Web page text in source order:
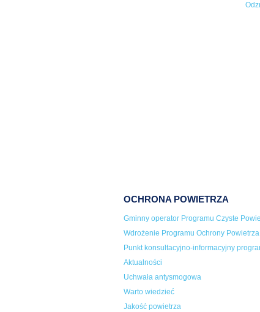
OCHRONA POWIETRZA
Gminny operator Programu Czyste
Wdrożenie Programu Ochrony
Punkt konsultacyjno-informacyjny
Aktualności
Uchwała antysmogowa
Warto wiedzieć
Jakość powietrza